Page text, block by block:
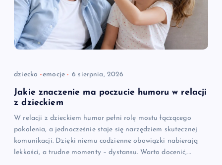
dziecko emocje 6 sierpnia, 2026
Jakie znaczenie ma poczucie humoru w relacji
z dzieckiem
W relacji z dzieckiem humor pełni rolę mostu łączącego
pokolenia, a jednocześnie staje się narzędziem skutecznej
komunikacji. Dzięki niemu codzienne obowiązki nabierają
lekkości, a trudne momenty – dystansu. Warto docenić,…